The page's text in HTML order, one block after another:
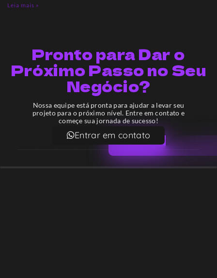
Leia mais »
Pronto para Dar o
Próximo Passo no Seu
Negócio?
Nossa equipe está pronta para ajudar a levar seu
projeto para o próximo nível. Entre em contato e
começe sua jornada de sucesso!
Entrar em contato